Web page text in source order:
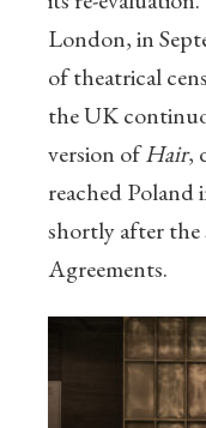
London, in
of theatrical
the UK
version ofHair,
reached Poland
shortly after
Agreements.